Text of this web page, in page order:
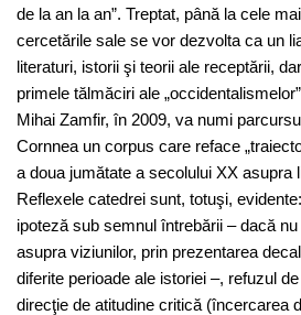
de la an la an”. Treptat, până la cele
cercetările sale se vor dezvolta ca un
literaturi, istorii şi teorii ale receptării,
primele tălmăciri ale
Mihai Zamfir, în 2009, va numi
Cornnea un corpus care reface
a doua jumătate a secolului XX asupra
Reflexele catedrei sunt, totuşi,
ipoteză sub semnul întrebării – dacă
asupra viziunilor, prin prezentarea
diferite perioade ale istoriei –, refuzul
direcţie de atitudine critică (încercarea